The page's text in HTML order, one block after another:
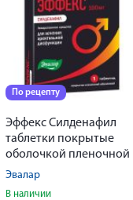
По рецепту
Эффекс Силденафил
таблетки покрытые
оболочкой пленочной
100мг № 1
Эвалар
В наличии